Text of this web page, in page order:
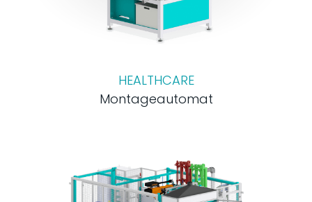
HEALTHCARE
Montageautomat